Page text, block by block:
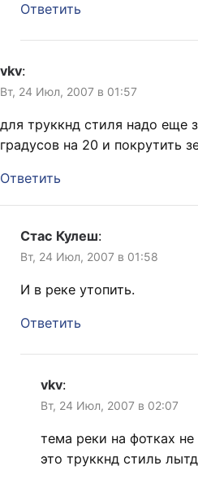
Ответить
vkv:
Вт, 24 Июл, 2007 в 01:57
для труккнд стиля надо еще
градусов на 20 и покрутить
Ответить
Стас Кулеш:
Вт, 24 Июл, 2007 в 01:58
И в реке утопить.
Ответить
vkv:
Вт, 24 Июл, 2007 в 02:07
тема реки на фотках
это труккнд стиль